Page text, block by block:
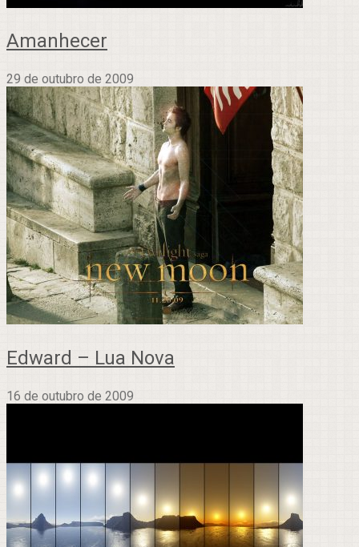
Amanhecer
29 de outubro de 2009
Edward – Lua Nova
16 de outubro de 2009